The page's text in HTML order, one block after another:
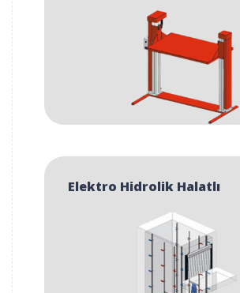
Elektro Hidrolik Halatlı